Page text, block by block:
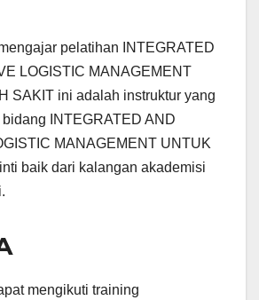
pelatihan INTEGRATED
LOGISTIC MANAGEMENT
SAKIT ini adalah instruktur yang
INTEGRATED AND
MANAGEMENT UNTUK
baik dari kalangan akademisi
mengikuti training